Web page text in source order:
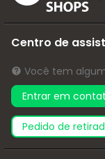
Centro de
Você tem
Entrar em
pedido de